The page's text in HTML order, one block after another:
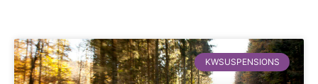
KWSUSPENSIONS